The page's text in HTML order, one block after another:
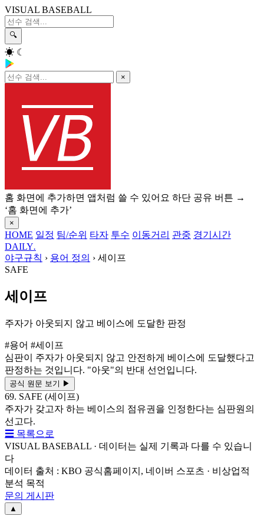
VISUAL BASEBALL
🔍
☀ ☾
×
홈 화면에 추가하면 앱처럼 쓸 수 있어요 하단 공유 버튼 →
‘홈 화면에 추가’
×
HOME 일정 팀/순위 타자 투수 이동거리 관중 경기시간
DAILY.
야구규칙 › 용어 정의 › 세이프
SAFE
세이프
주자가 아웃되지 않고 베이스에 도달한 판정
#용어 #세이프
심판이 주자가 아웃되지 않고 안전하게 베이스에 도달했다고
판정하는 것입니다. "아웃"의 반대 선언입니다.
공식 원문 보기 ▶
69. SAFE (세이프)
주자가 갖고자 하는 베이스의 점유권을 인정한다는 심판원의
선고다.
☰ 목록으로
VISUAL BASEBALL · 데이터는 실제 기록과 다를 수 있습니
다
데이터 출처 : KBO 공식홈페이지, 네이버 스포츠 · 비상업적
분석 목적
문의 게시판
▲